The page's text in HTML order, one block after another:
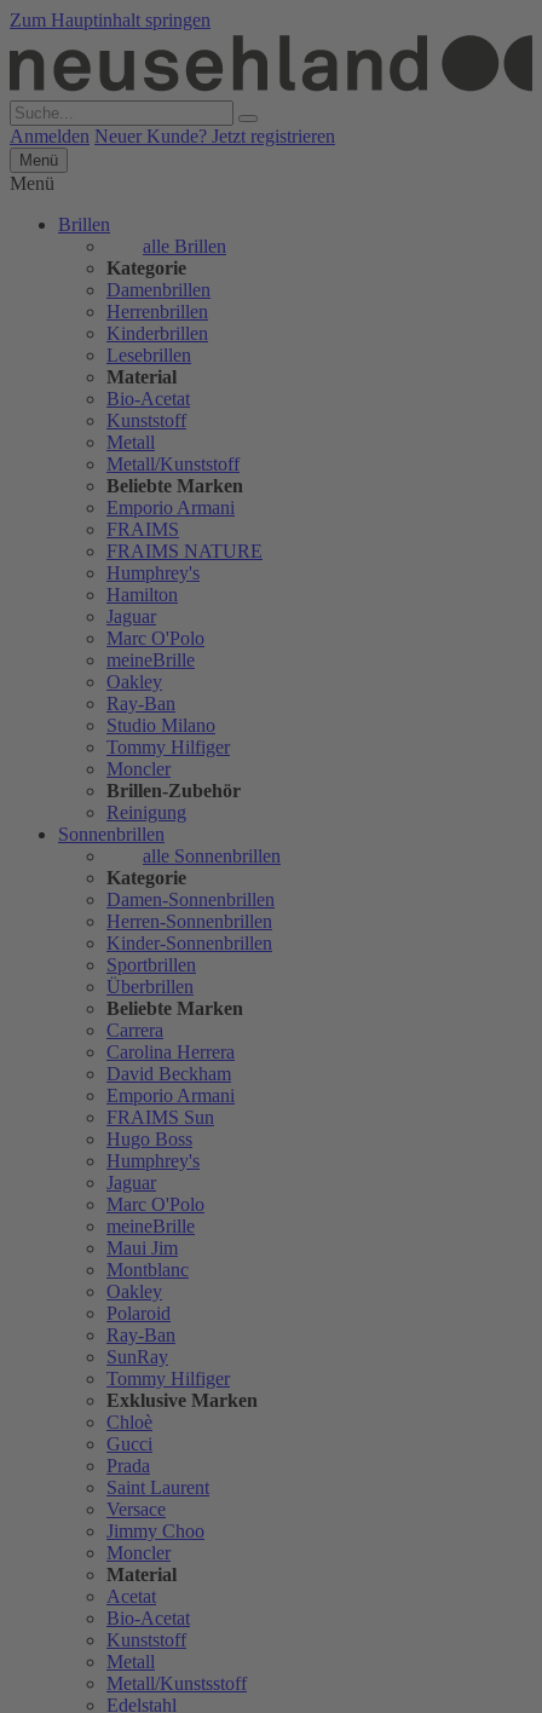
Zum Hauptinhalt springen
Anmelden Neuer Kunde? Jetzt registrieren
Menü
Menü
Brillen
alle Brillen
Kategorie
Damenbrillen
Herrenbrillen
Kinderbrillen
Lesebrillen
Material
Bio-Acetat
Kunststoff
Metall
Metall/Kunststoff
Beliebte Marken
Emporio Armani
FRAIMS
FRAIMS NATURE
Humphrey's
Hamilton
Jaguar
Marc O'Polo
meineBrille
Oakley
Ray-Ban
Studio Milano
Tommy Hilfiger
Moncler
Brillen-Zubehör
Reinigung
Sonnenbrillen
alle Sonnenbrillen
Kategorie
Damen-Sonnenbrillen
Herren-Sonnenbrillen
Kinder-Sonnenbrillen
Sportbrillen
Überbrillen
Beliebte Marken
Carrera
Carolina Herrera
David Beckham
Emporio Armani
FRAIMS Sun
Hugo Boss
Humphrey's
Jaguar
Marc O'Polo
meineBrille
Maui Jim
Montblanc
Oakley
Polaroid
Ray-Ban
SunRay
Tommy Hilfiger
Exklusive Marken
Chloè
Gucci
Prada
Saint Laurent
Versace
Jimmy Choo
Moncler
Material
Acetat
Bio-Acetat
Kunststoff
Metall
Metall/Kunstsstoff
Edelstahl